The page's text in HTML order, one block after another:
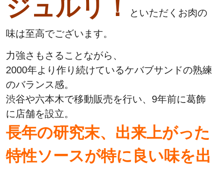
ジュルリ！
といただくお肉の
味は至高でございます。
力強さもさることながら、
2000年より作り続けているケバブサンドの熟練
のバランス感。
渋谷や六本木で移動販売を行い、9年前に葛飾
に店舗を設立。
長年の研究末、出来上がった
特性ソースが特に良い味を出